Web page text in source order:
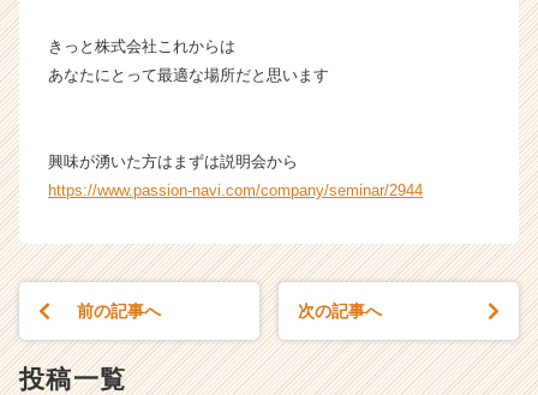
きっと株式会社これからは
あなたにとって最適な場所だと思います
興味が湧いた方はまずは説明会から
https://www.passion-navi.com/company/seminar/2944
前の記事へ 次の記事へ
投稿一覧